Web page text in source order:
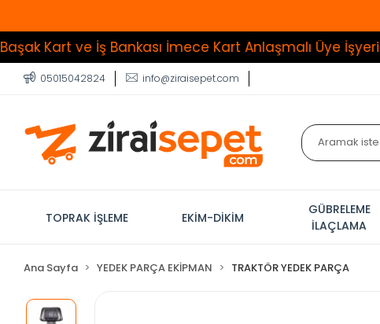
ve İş Bankası İmece Kart Anlaşmalı Üye İşyeri Tüm
05015042824 info@ziraisepet.com
TOPRAK İŞLEME EKİM-DİKİM
GÜBRELEME
İLAÇLAMA
Ana Sayfa YEDEK PARÇA EKİPMAN TRAKTÖR YEDEK PARÇA